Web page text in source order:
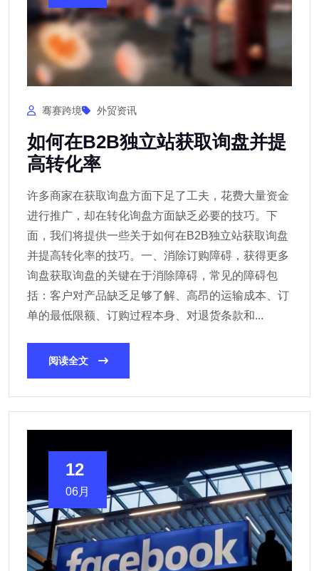
骞赛跨境 外贸资讯
如何在B2B独立站获取询盘并提
高转化率
许多商家在获取询盘方面下足了工夫，花费大量资金
进行推广，却在转化询盘方面缺乏必要的技巧。下
面，我们将提供一些关于如何在B2B独立站获取询盘
并提高转化率的技巧。一、消除订购障碍，获得更多
询盘获取询盘的关键在于消除障碍，常见的障碍包
括：客户对产品缺乏足够了解、高昂的运输成本、订
单的最低限额、订购过程本身、对退货条款和...
阅读全文
12
06月